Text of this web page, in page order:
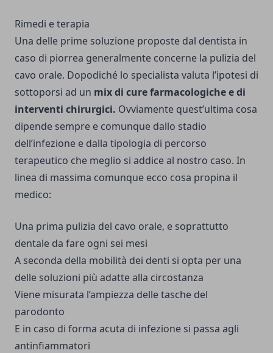
Rimedi e terapia
Una delle prime soluzione proposte dal dentista in
caso di piorrea generalmente concerne la pulizia del
cavo orale. Dopodiché lo specialista valuta l’ipotesi di
sottoporsi ad un mix di cure farmacologiche e di
interventi chirurgici. Ovviamente quest’ultima cosa
dipende sempre e comunque dallo stadio
dell’infezione e dalla tipologia di percorso
terapeutico che meglio si addice al nostro caso. In
linea di massima comunque ecco cosa propina il
medico:
Una prima pulizia del cavo orale, e soprattutto
dentale da fare ogni sei mesi
A seconda della mobilità dei denti si opta per una
delle soluzioni più adatte alla circostanza
Viene misurata l’ampiezza delle tasche del
parodonto
E in caso di forma acuta di infezione si passa agli
antinfiammatori